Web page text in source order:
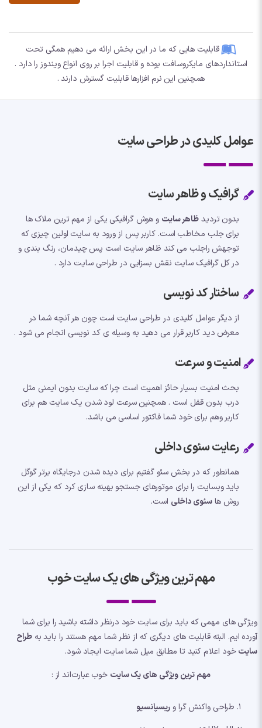
قابلیت هایی که ما در این بخش ارائه می دهیم همگی تحت
استانداردهای مایکروسافت بوده و قابلیت اجرا بر روی انواع ویندوز را دارد .
همچنین این نرم افزارها قابلیت گسترش دارند .
عوامل کلیدی در طراحی سایت
گرافیک و ظاهر سایت
بدون تردیدظاهر سایت و هوش گرافیکی یکی از مهم ترین ملاک ها
برای جلب مخاطب است. کاربر پس از ورود به سایت اولین چیزی که
توجهش راجلب می کند ظاهر سایت است پس چیدمان، رنگ بندی و
در کل گرافیک سایت نقش بسزایی در طراحی سایت دارد .
ساختار کد نویسی
از دیگر عوامل کلیدی در طراحی سایت است چون هر آنچه شما در
معرض دید کاربر قرار می دهید به وسیله ی کد نویسی انجام می شود .
امنیت و سرعت
بحث امنیت بسیار حائز اهمیت است چرا که سایت بدون ایمنی مثل
درب بدون قفل است . همچنین سرعت لود شدن یک سایت هم برای
کاربر وهم برای خود شما فاکتور اساسی می باشد.
رعایت سئوی داخلی
همانطور که در بخش سئو گفتیم برای دیده شدن درجایگاه برتر گوگل
باید وبسایت را برای موتورهای جستجو بهینه سازی کرد که یکی از این
روش هاسئوی داخلی است.
مهم ترین ویژگی های یک سایت خوب
ویژگی های مهمی که باید برای سایت خود درنظر داشته باشید را برای شما
آورده ایم. البته قابلیت های دیگری که از نظر شما مهم هستند را باید بهطراح
سایتخود اعلام کنید تا مطابق میل شما سایت ایجاد شود.
مهم ترین ویژگی های یک سایت خوب عبارت‌اند از :
1. طراحی واکنش گرا و
ریسپانسیو